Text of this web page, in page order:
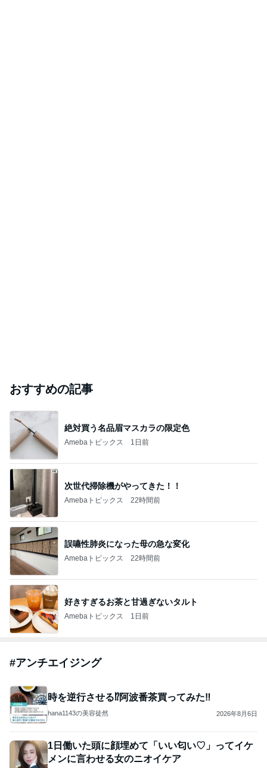
おすすめの記事
絶対買う名品眉マスカラの限定色
Amebaトピックス 1日前
次世代掃除機がやってきた！！
Amebaトピックス 22時間前
誤嚥性肺炎になった母の急な変化
Amebaトピックス 22時間前
好きすぎるお茶と甘過ぎないタルト
Amebaトピックス 1日前
#アンチエイジング
時を逆行させる⁉︎阿波番茶買ってみた‼︎
hana1143の美容徒然 2026年8月6日
1日働いた頭に顔埋めて「いい匂い♡」ってイケ
メンに言わせる女のニオイケア